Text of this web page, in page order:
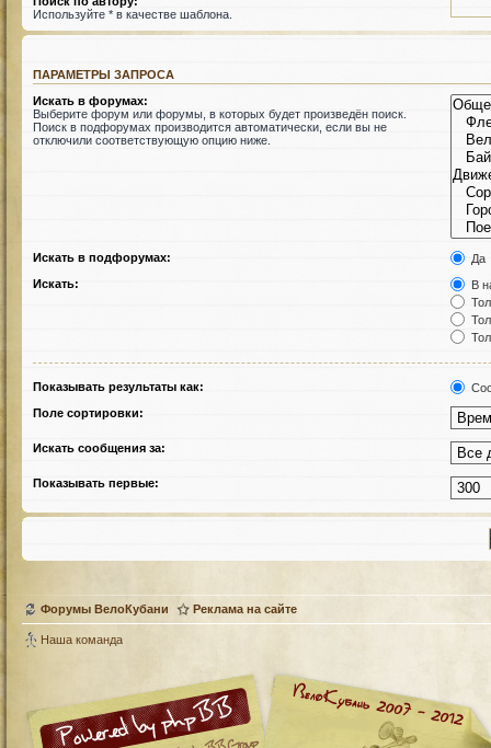
Используйте * в качестве шаблона.
ПАРАМЕТРЫ ЗАПРОСА
Искать в форумах:
Выберите форум или форумы, в которых будет произведён поиск.
Поиск в подфорумах производится автоматически, если вы не
отключили соответствующую опцию ниже.
Искать в подфорумах:
Да
Искать:
В
Показывать результаты как:
Поле сортировки:
Искать сообщения за:
Показывать первые:
Форумы ВелоКубани Реклама на сайте
Наша команда